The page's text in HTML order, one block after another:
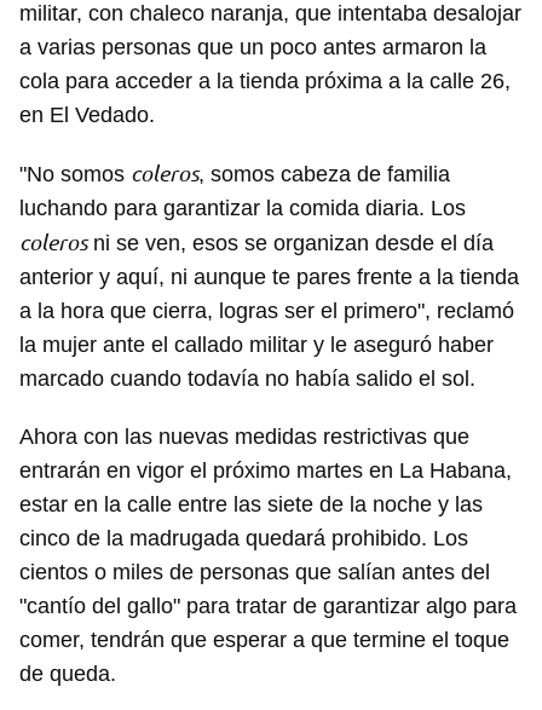
militar, con chaleco naranja, que intentaba desalojar
a varias personas que un poco antes armaron la
cola para acceder a la tienda próxima a la calle 26,
en El Vedado.
"No somos coleros, somos cabeza de familia
luchando para garantizar la comida diaria. Los
colerosni se ven, esos se organizan desde el día
anterior y aquí, ni aunque te pares frente a la tienda
a la hora que cierra, logras ser el primero", reclamó
la mujer ante el callado militar y le aseguró haber
marcado cuando todavía no había salido el sol.
Ahora con las nuevas medidas restrictivas que
entrarán en vigor el próximo martes en La Habana,
estar en la calle entre las siete de la noche y las
cinco de la madrugada quedará prohibido. Los
cientos o miles de personas que salían antes del
"cantío del gallo" para tratar de garantizar algo para
comer, tendrán que esperar a que termine el toque
de queda.